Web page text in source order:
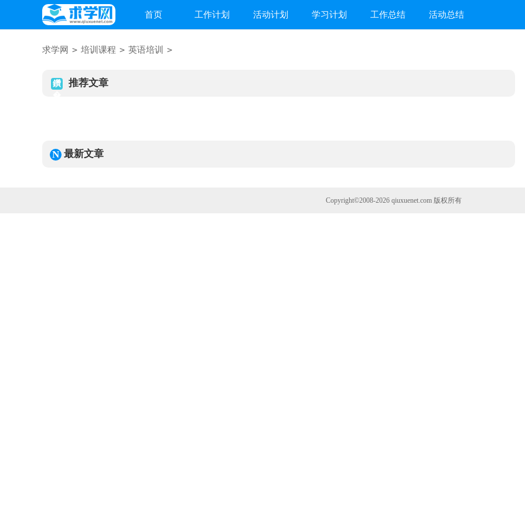
首页 工作计划 活动计划 学习计划 工作总结 活动总结
求学网 > 培训课程 > 英语培训 >
推荐文章
最新文章
Copyright©2008-2026 qiuxuenet.com 版权所有